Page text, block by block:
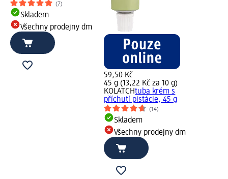
(7)
Skladem
Všechny prodejny dm
59,50 Kč
45 g (13,22 Kč za 10 g)
KOLATCHtuba krém s
příchutí pistácie, 45 g
(14)
Skladem
Všechny prodejny dm